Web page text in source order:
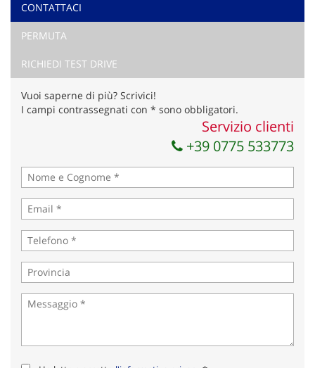
CONTATTACI
PERMUTA
RICHIEDI TEST DRIVE
Vuoi saperne di più? Scrivici!
I campi contrassegnati con * sono obbligatori.
Servizio clienti
+39 0775 533773